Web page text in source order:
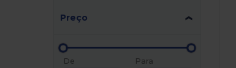
Preço
De
Para